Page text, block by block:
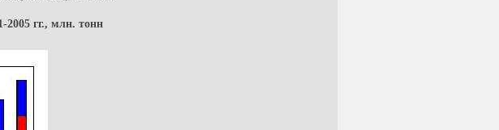
гг., млн. тонн